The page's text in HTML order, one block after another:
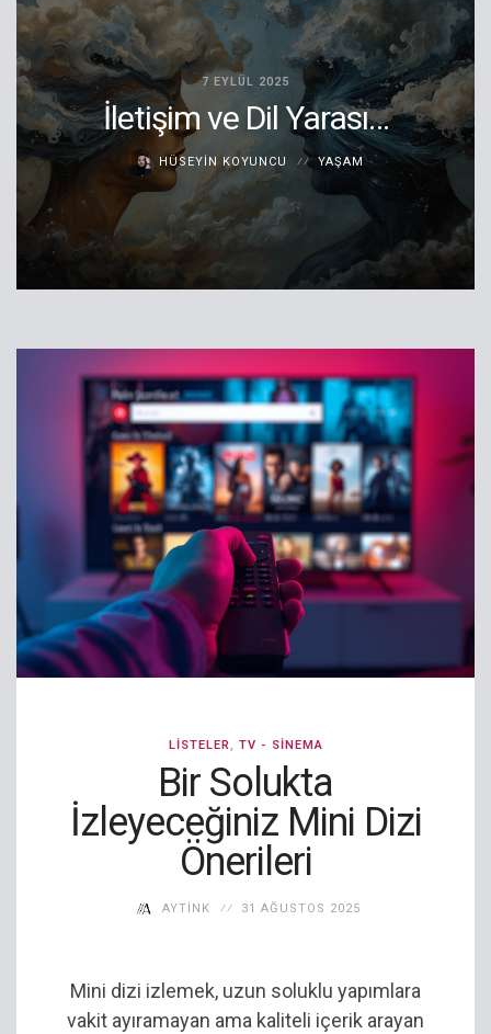
7 EYLÜL 2025
İletişim ve Dil Yarası…
HÜSEYIN KOYUNCU YAŞAM
LISTELER, TV - SINEMA
Bir Solukta
İzleyeceğiniz Mini Dizi
Önerileri
AYTINK 31 AĞUSTOS 2025
Mini dizi izlemek, uzun soluklu yapımlara
vakit ayıramayan ama kaliteli içerik arayan